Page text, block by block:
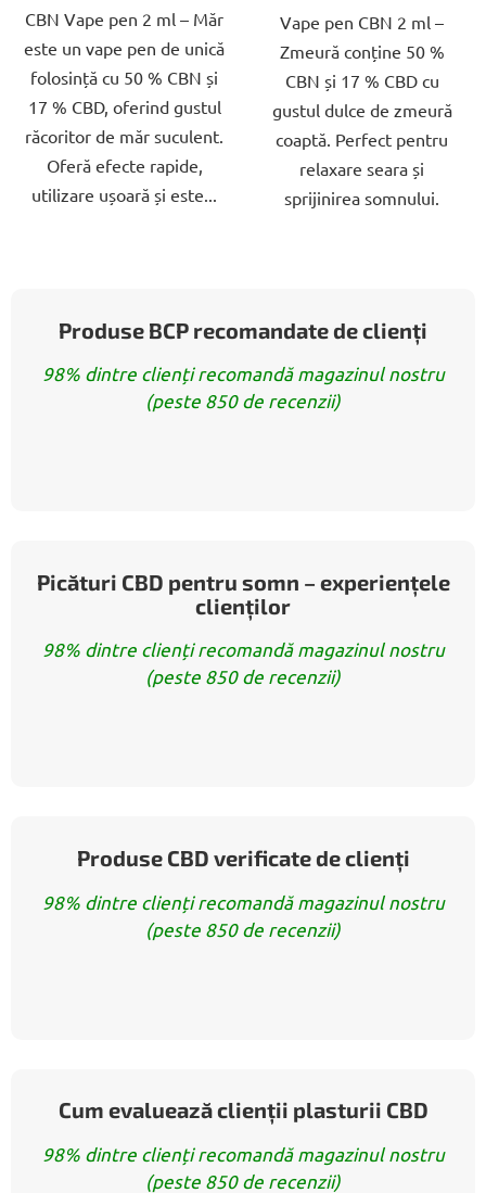
5
stele.
CBN Vape pen 2 ml – Măr
este un vape pen de unică
folosință cu 50 % CBN și
17 % CBD, oferind gustul
răcoritor de măr suculent.
Oferă efecte rapide,
utilizare ușoară și este...
5
stele.
Vape pen CBN 2 ml –
Zmeură conține 50 %
CBN și 17 % CBD cu
gustul dulce de zmeură
coaptă. Perfect pentru
relaxare seara și
sprijinirea somnului.
Produse BCP recomandate de clienți
98% dintre clienți recomandă magazinul nostru
(peste 850 de recenzii)
Picături CBD pentru somn – experiențele
clienților
98% dintre clienți recomandă magazinul nostru
(peste 850 de recenzii)
Produse CBD verificate de clienți
98% dintre clienți recomandă magazinul nostru
(peste 850 de recenzii)
Cum evaluează clienții plasturii CBD
98% dintre clienți recomandă magazinul nostru
(peste 850 de recenzii)